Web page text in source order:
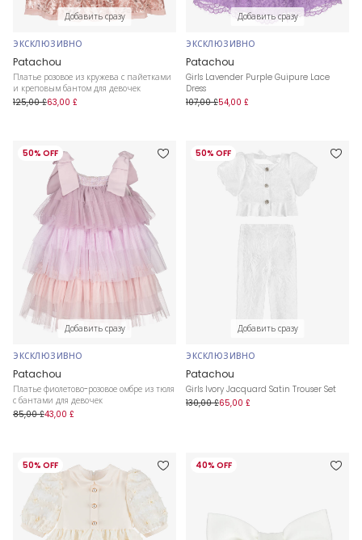
Добавить сразу
ЭКСКЛЮЗИВНО
Patachou
Платье розовое из кружева с пайетками
и креповым бантом для девочек
125,00 £63,00 £
Добавить сразу
ЭКСКЛЮЗИВНО
Patachou
Girls Lavender Purple Guipure Lace
Dress
107,00 £54,00 £
50% OFF
Добавить сразу
ЭКСКЛЮЗИВНО
Patachou
Платье фиолетово-розовое омбре из тюля
с бантами для девочек
85,00 £43,00 £
50% OFF
Добавить сразу
ЭКСКЛЮЗИВНО
Patachou
Girls Ivory Jacquard Satin Trouser Set
130,00 £65,00 £
50% OFF 40% OFF